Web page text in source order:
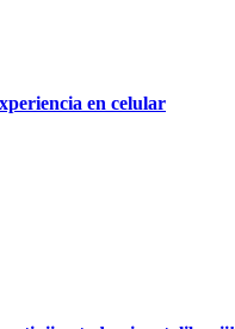
en celular